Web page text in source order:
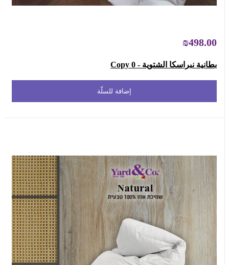
₪498.00
بطانية نبراسكا الشتوية - Copy 0
إضافة للسلّة